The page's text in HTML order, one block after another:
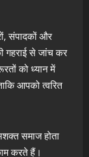
संपादकों और
गहराई से जांच कर
को ध्यान में
आपको त्वरित
समाज होता
करते हैं।